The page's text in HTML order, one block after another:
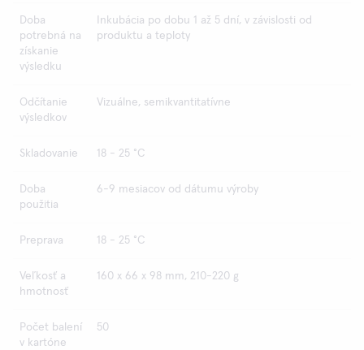
Doba
potrebná na
získanie
výsledku
Inkubácia po dobu 1 až 5 dní, v závislosti od
produktu a teploty
Odčítanie
výsledkov
Vizuálne, semikvantitatívne
Skladovanie 18 - 25 °C
Doba
použitia
6-9 mesiacov od dátumu výroby
Preprava 18 - 25 °C
Veľkosť a
hmotnosť
160 x 66 x 98 mm, 210-220 g
Počet balení
v kartóne
50